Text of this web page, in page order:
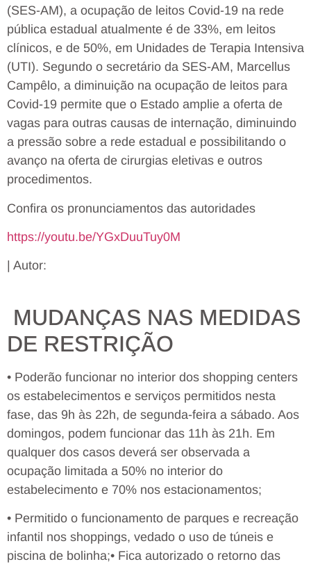
(SES-AM), a ocupação de leitos Covid-19 na rede
pública estadual atualmente é de 33%, em leitos
clínicos, e de 50%, em Unidades de Terapia Intensiva
(UTI). Segundo o secretário da SES-AM, Marcellus
Campêlo, a diminuição na ocupação de leitos para
Covid-19 permite que o Estado amplie a oferta de
vagas para outras causas de internação, diminuindo
a pressão sobre a rede estadual e possibilitando o
avanço na oferta de cirurgias eletivas e outros
procedimentos.
Confira os pronunciamentos das autoridades
https://youtu.be/YGxDuuTuy0M
| Autor:
MUDANÇAS NAS MEDIDAS
DE RESTRIÇÃO
• Poderão funcionar no interior dos shopping centers
os estabelecimentos e serviços permitidos nesta
fase, das 9h às 22h, de segunda-feira a sábado. Aos
domingos, podem funcionar das 11h às 21h. Em
qualquer dos casos deverá ser observada a
ocupação limitada a 50% no interior do
estabelecimento e 70% nos estacionamentos;
• Permitido o funcionamento de parques e recreação
infantil nos shoppings, vedado o uso de túneis e
piscina de bolinha;• Fica autorizado o retorno das